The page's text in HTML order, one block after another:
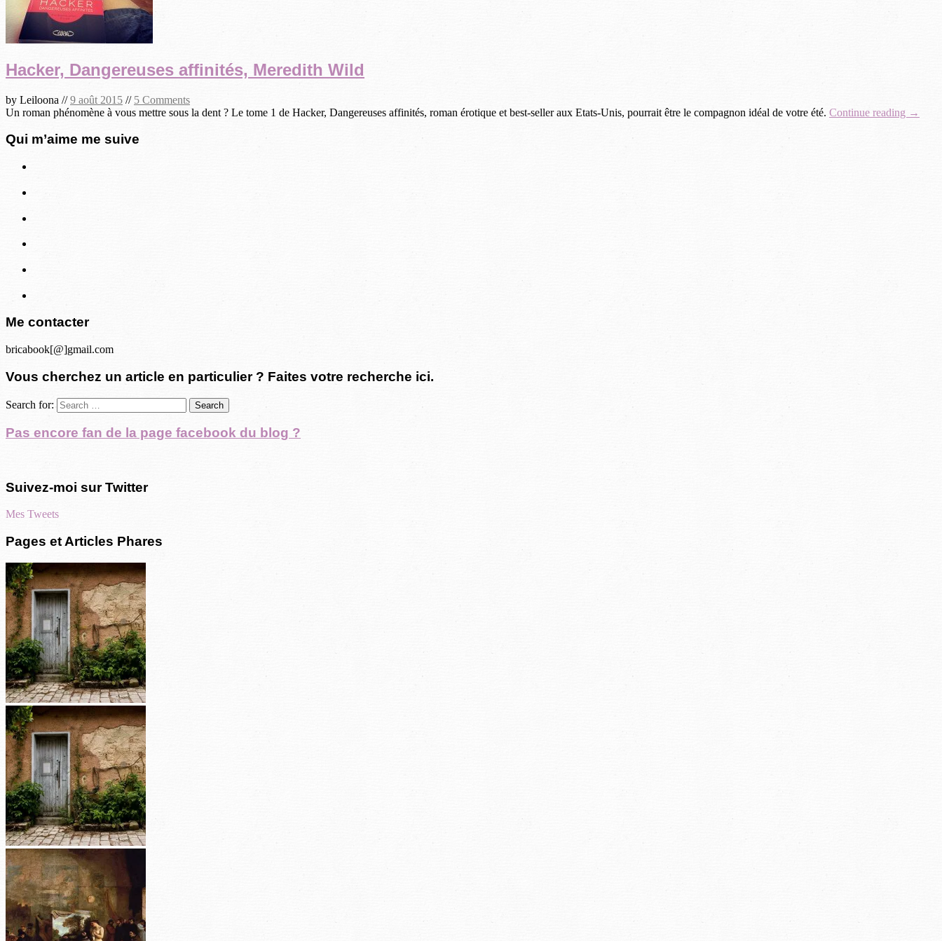
Hacker, Dangereuses affinités, Meredith Wild
by Leiloona //9 août 2015 // 5 Comments
Un roman phénomène à vous mettre sous la dent ? Le tome 1 de Hacker, Dangereuses affinités, roman érotique et best-seller aux Etats-Unis, pourrait être le compagnon idéal de votre été. Continue reading →
Qui m’aime me suive
Me contacter
bricabook[@]gmail.com
Vous cherchez un article en particulier ? Faites votre recherche ici.
Search for:
Pas encore fan de la page facebook du blog ?
Suivez-moi sur Twitter
Mes Tweets
Pages et Articles Phares